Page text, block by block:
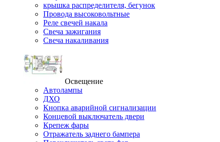
крышка распределителя, бегунок
Провода высоковольтные
Реле свечей накала
Свеча зажигания
Свеча накаливания
Освещение
Автолампы
ДХО
Кнопка аварийной сигнализации
Концевой выключатель двери
Крепеж фары
Отражатель заднего бампера